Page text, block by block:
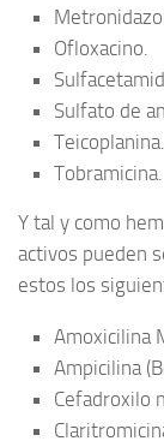
Ofloxacino.
Sulfato de
Teicoplanina.
Tobramicina.
Y tal y como
activos pueden
estos los
Amoxicilina
Ampicilina
Cefadroxilo